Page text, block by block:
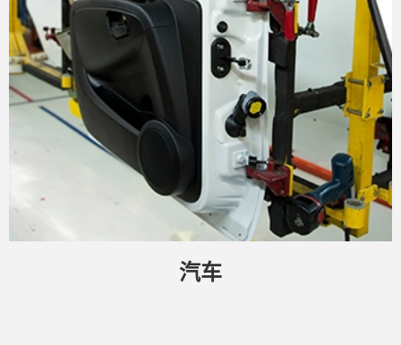
汽车